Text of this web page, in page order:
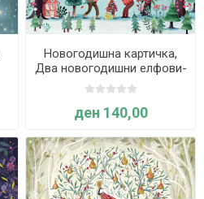
Новогодишна картичка,
Два новогодишни елфови-
Pictura
ден 140,00